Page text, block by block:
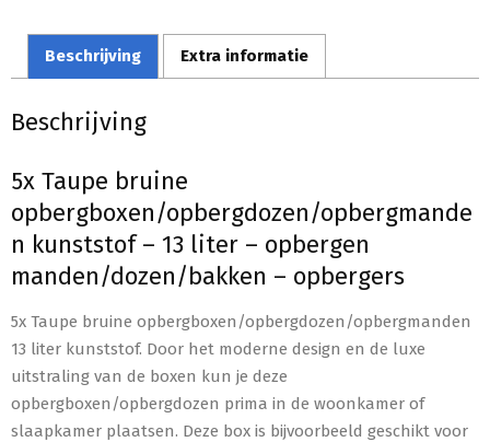
Beschrijving Extra informatie
Beschrijving
5x Taupe bruine
opbergboxen/opbergdozen/opbergmande
n kunststof – 13 liter – opbergen
manden/dozen/bakken – opbergers
5x Taupe bruine opbergboxen/opbergdozen/opbergmanden
13 liter kunststof. Door het moderne design en de luxe
uitstraling van de boxen kun je deze
opbergboxen/opbergdozen prima in de woonkamer of
slaapkamer plaatsen. Deze box is bijvoorbeeld geschikt voor